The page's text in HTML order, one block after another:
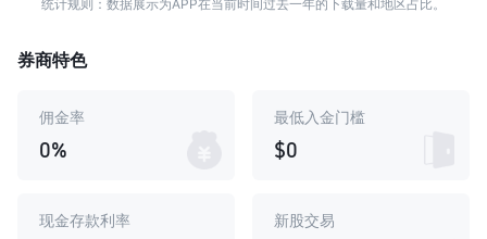
统计规则：数据展示为APP在当前时间过去一年的下载量和地区占比。
券商特色
佣金率
0%
最低入金门槛
$0
现金存款利率 新股交易